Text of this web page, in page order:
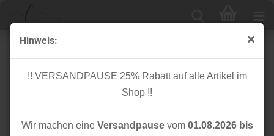
Hinweis:
!! VERSANDPAUSE 25% Rabatt auf alle Artikel im
Shop !!
Wir machen eine Versandpausevom 01.08.2026 bis
Paspelband - dreifarbig - aqua/rosa/lime - 18 mm